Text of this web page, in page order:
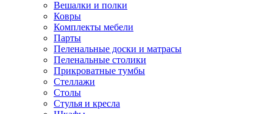
Вешалки и полки
Ковры
Комплекты мебели
Парты
Пеленальные доски и матрасы
Пеленальные столики
Прикроватные тумбы
Стеллажи
Столы
Стулья и кресла